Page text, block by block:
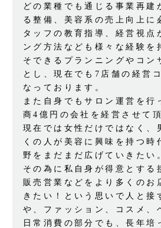
どの業種でも通じる事業再建
る整備、美容系の売上向上に
タッフの教育指導、経営視点
ング方法なども様々な経験を
そできるプランニングやコン
とし、現在でも7店舗の経営
なっております。
また自身でもサロン運営を行
商4億円の会社を経営させて
現在では女性だけではなく、
くの人が美容に興味を持つ時
野をまだまだ広げていきたい
その為に私自身が得意とする
販売営業などをより多くのお
きたい！という思いで人と接
や、ファッション、コスメ、
日常消費の部分でも、長年培